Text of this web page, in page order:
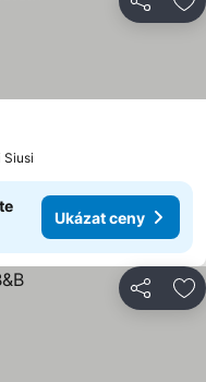
Sdílet
Siusi
Ukázat ceny
Sdílet